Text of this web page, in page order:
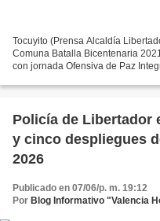
Tocuyito (Prensa Alcaldía
Comuna Batalla Bicentenaria
con jornada Ofensiva de Paz
Policía de Libertador
y cinco despliegues
2026
Publicado en 07/06/p. m. 19:12
Por Blog Informativo "Valencia